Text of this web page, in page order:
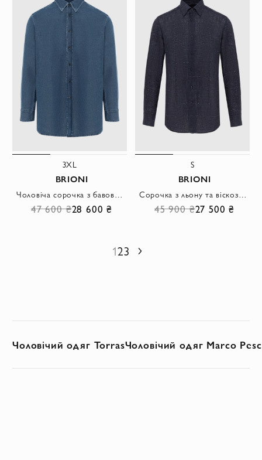
3XL
BRIONI
47 600 ₴28 600 ₴
S
BRIONI
45 900 ₴27 500 ₴
123 Наступний
Чоловічий одяг TorrasЧоловічий одяг Marco